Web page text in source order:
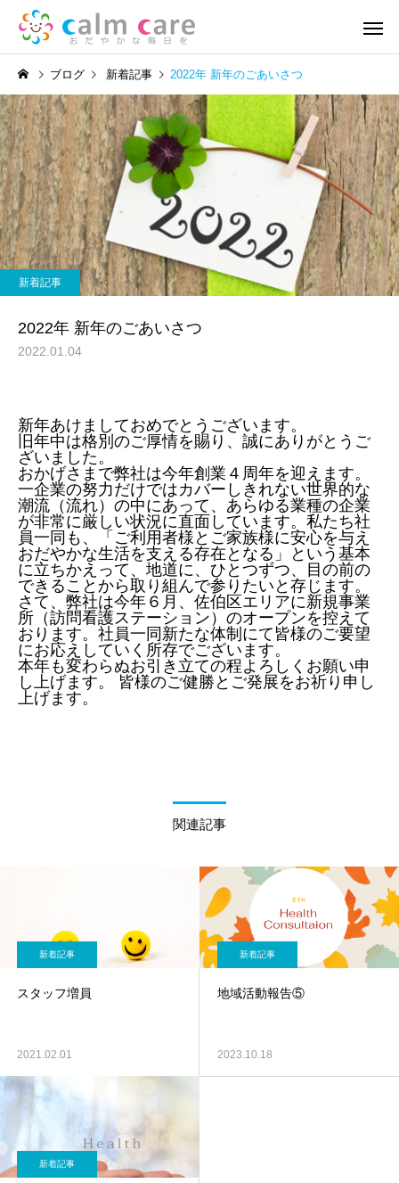
訪問看護 リハビ
新着記事
地域活動報告⑥
新着記事
地域活動報告⑤
ブログ 新着記事 2022年 新年のごあいさつ
新着記事
2022年 新年のごあいさつ
2022.01.04
新年あけましておめでとうございます。
旧年中は格別のご厚情を賜り、誠にありがとうご
ざいました。
おかげさまで弊社は今年創業４周年を迎えます。
一企業の努力だけではカバーしきれない世界的な
潮流（流れ）の中にあって、あらゆる業種の企業
が非常に厳しい状況に直面しています。私たち社
員一同も、「ご利用者様とご家族様に安心を与え
おだやかな生活を支える存在となる」という基本
に立ちかえって、地道に、ひとつずつ、目の前の
できることから取り組んで参りたいと存じます。
さて、弊社は今年６月、佐伯区エリアに新規事業
所（訪問看護ステーション）のオープンを控えて
おります。社員一同新たな体制にて皆様のご要望
にお応えしていく所存でございます。
本年も変わらぬお引き立ての程よろしくお願い申
し上げます。 皆様のご健勝とご発展をお祈り申し
上げます。
関連記事
新着記事
スタッフ増員
2021.02.01
新着記事
地域活動報告⑤
2023.10.18
新着記事